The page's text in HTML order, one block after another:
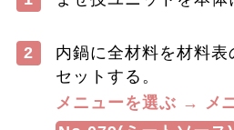
2
内鍋に全材料を材料
セットする。
メニューを選ぶ → メ